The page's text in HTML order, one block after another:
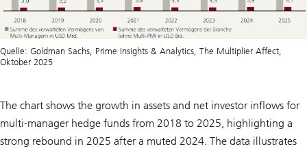
Quelle: Goldman Sachs, Prime Insights & Analytics, The Multiplier Affect,
Oktober 2025
The chart shows the growth in assets and net investor inflows for
multi-manager hedge funds from 2018 to 2025, highlighting a
strong rebound in 2025 after a muted 2024. The data illustrates